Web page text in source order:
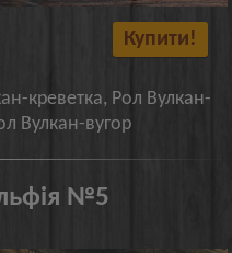
Купити!
креветка, Рол Вулкан-
Вулкан-вугор
№5